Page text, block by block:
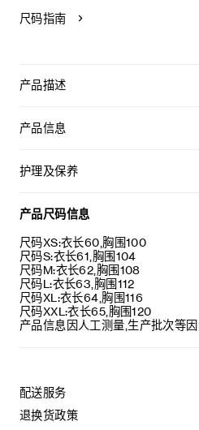
尺码指南
产品描述
产品信息
TRIOMPHE刺绣
长插肩袖
意大利制造
编号：2AC85048T.38NO
护理及保养
仅使用不含漂白剂的洗衣产品。
最高熨烫温度：110°C / 230°F
不可使用蒸汽。
本品可用芳香化合物进行轻柔干洗。
不可用水进行专业清洗。
产品尺码信息
尺码XS:衣长60,胸围100
尺码S:衣长61,胸围104
尺码M:衣长62,胸围108
尺码L:衣长63,胸围112
尺码XL:衣长64,胸围116
尺码XXL:衣长65,胸围120
产品信息因人工测量,生产批次等
配送服务
退换货政策